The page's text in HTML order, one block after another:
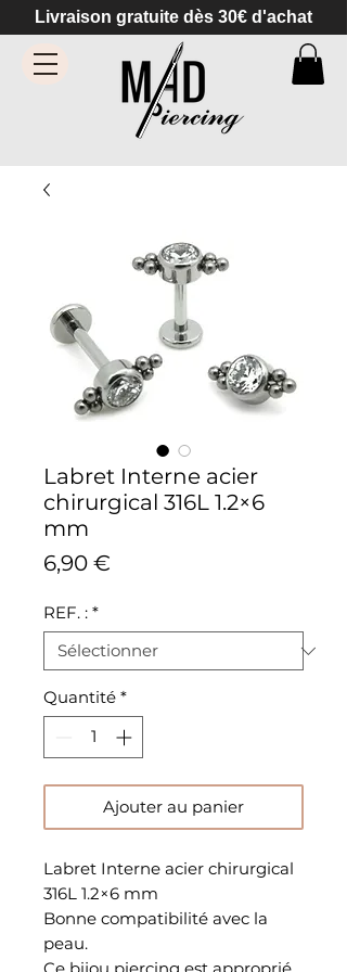
Livraison gratuite dès 30€ d'achat
Labret Interne acier
chirurgical 316L 1.2×6
mm
6,90 €
REF. : *
Quantité *
Ajouter au panier
Labret Interne acier chirurgical
316L 1.2×6 mm
Bonne compatibilité avec la
peau.
Ce bijou piercing est approprié